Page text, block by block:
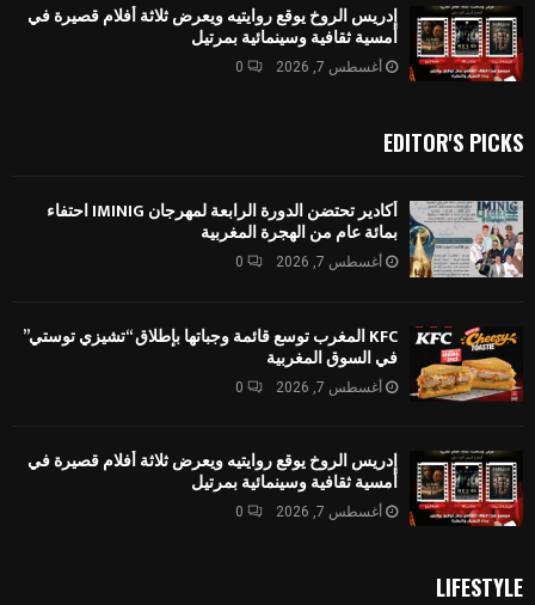
إدريس الروخ يوقع روايتيه ويعرض ثلاثة أفلام قصيرة في
أمسية ثقافية وسينمائية بمرتيل
أغسطس 7, 2026 0
EDITOR'S PICKS
أكادير تحتضن الدورة الرابعة لمهرجان IMINIG احتفاء
بمائة عام من الهجرة المغربية
أغسطس 7, 2026 0
KFC المغرب توسع قائمة وجباتها بإطلاق “تشيزي توستي”
في السوق المغربية
أغسطس 7, 2026 0
إدريس الروخ يوقع روايتيه ويعرض ثلاثة أفلام قصيرة في
أمسية ثقافية وسينمائية بمرتيل
أغسطس 7, 2026 0
LIFESTYLE